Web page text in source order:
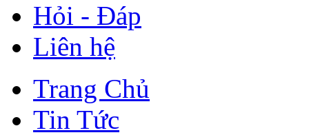
Hỏi - Đáp
Liên hệ
Trang Chủ
Tin Tức